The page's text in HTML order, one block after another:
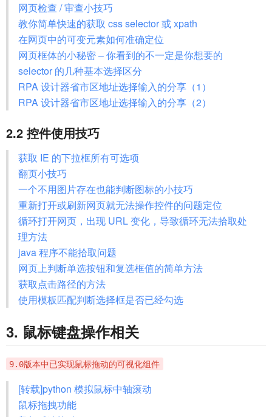
网页检查 / 审查小技巧
教你简单快速的获取 css selector 或 xpath
在网页中的可变元素如何准确定位
网页框体的小秘密 – 你看到的不一定是你想要的
selector 的几种基本选择区分
RPA 设计器省市区地址选择输入的分享（1）
RPA 设计器省市区地址选择输入的分享（2）
2.2 控件使用技巧
获取 IE 的下拉框所有可选项
翻页小技巧
一个不用图片存在也能判断图标的小技巧
重新打开或刷新网页就无法操作控件的问题定位
循环打开网页，出现 URL 变化，导致循环无法拾取处
理方法
java 程序不能拾取问题
网页上判断单选按钮和复选框值的简单方法
获取点击路径的方法
使用模板匹配判断选择框是否已经勾选
3. 鼠标键盘操作相关
9.0版本中已实现鼠标拖动的可视化组件
[转载]python 模拟鼠标中轴滚动
鼠标拖拽功能